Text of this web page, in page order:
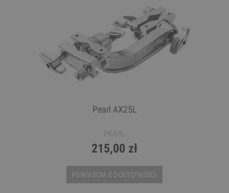
Pearl AX25L
PEARL
215,00 zł
POWIADOM O DOSTĘPNOŚCI